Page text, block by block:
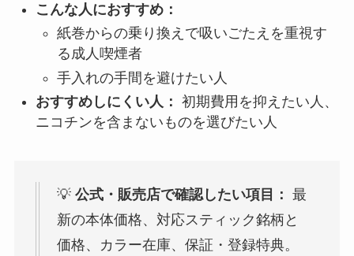
こんな人におすすめ：
紙巻からの乗り換えで吸いごたえを重視す
る成人喫煙者
手入れの手間を避けたい人
おすすめしにくい人： 初期費用を抑えたい人、
ニコチンを含まないものを選びたい人
💡 公式・販売店で確認したい項目： 最
新の本体価格、対応スティック銘柄と
価格、カラー在庫、保証・登録特典。